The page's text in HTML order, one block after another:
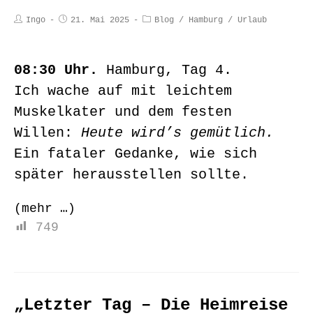
Ingo 21. Mai 2025 Blog / Hamburg / Urlaub
08:30 Uhr.
Hamburg, Tag 4.
Ich wache auf mit leichtem
Muskelkater und dem festen
Willen: Heute wird’s gemütlich.
Ein fataler Gedanke, wie sich
später herausstellen sollte.
(mehr …)
749
„Letzter Tag – Die Heimreise